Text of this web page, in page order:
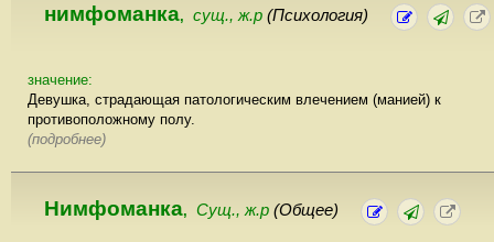
нимфоманка, сущ., ж.р (Психология)
значение:
Девушка, страдающая патологическим влечением (манией) к
противоположному полу.
(подробнее)
Нимфоманка, Сущ., ж.р (Общее)